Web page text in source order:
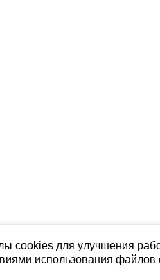
cookies для улучшения
использования файлов